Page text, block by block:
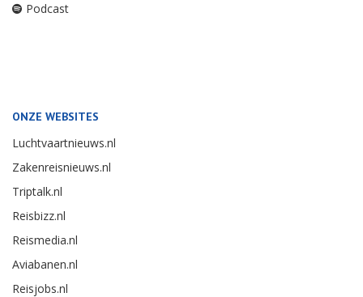
Podcast
ONZE WEBSITES
Luchtvaartnieuws.nl
Zakenreisnieuws.nl
Triptalk.nl
Reisbizz.nl
Reismedia.nl
Aviabanen.nl
Reisjobs.nl